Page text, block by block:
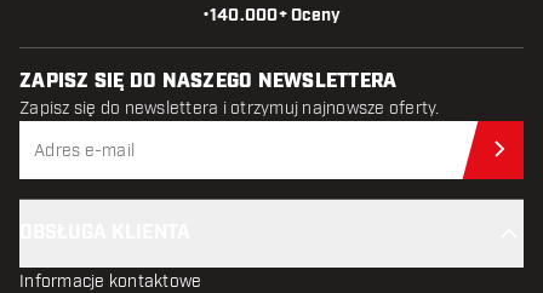
•140.000+ Oceny
ZAPISZ SIĘ DO NASZEGO NEWSLETTERA
Zapisz się do newslettera i otrzymuj najnowsze oferty.
Informacje kontaktowe